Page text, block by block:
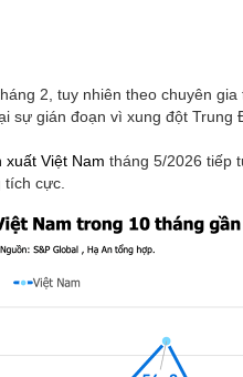
2, tuy nhiên theo chuyên
sự gián đoạn vì xung đột Trung
xuất Việt Nam tháng 5/2026 tiếp
cực.